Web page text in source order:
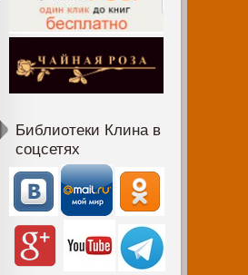
Библиотеки Клина в
соцсетях